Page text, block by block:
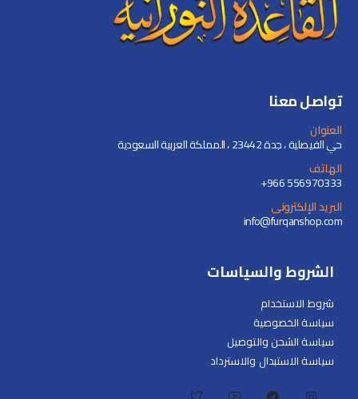
تواصل معنا
العنوان
حي الفيصلية ، جدة 23442 ، المملكة العربية السعودية
الهاتف
+966 556970333
البريد الإلكترونى
info@furqanshop.com
الشروط والسياسات
شروط الاستخدام
سياسة الخصوصية
سياسة الشحن والتوصيل
سياسة الاستبدال والاسترداد